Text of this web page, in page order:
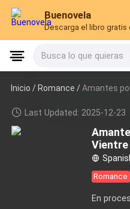
Buenovela
Descarga el libro gratis
Busca lo que quieras
Inicio /Romance /Amantes
Last Updated: 2025-12-23
Vientre
Romance
En